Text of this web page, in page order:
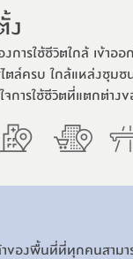
ง
การใช้ชีวิตใกล้ เข้าอ
ตล์ครบ ใกล้แหล่งชุมช
จการใช้ชีวิตที่แตกต่าง
าของพื้นที่ที่ทุกคนสาม